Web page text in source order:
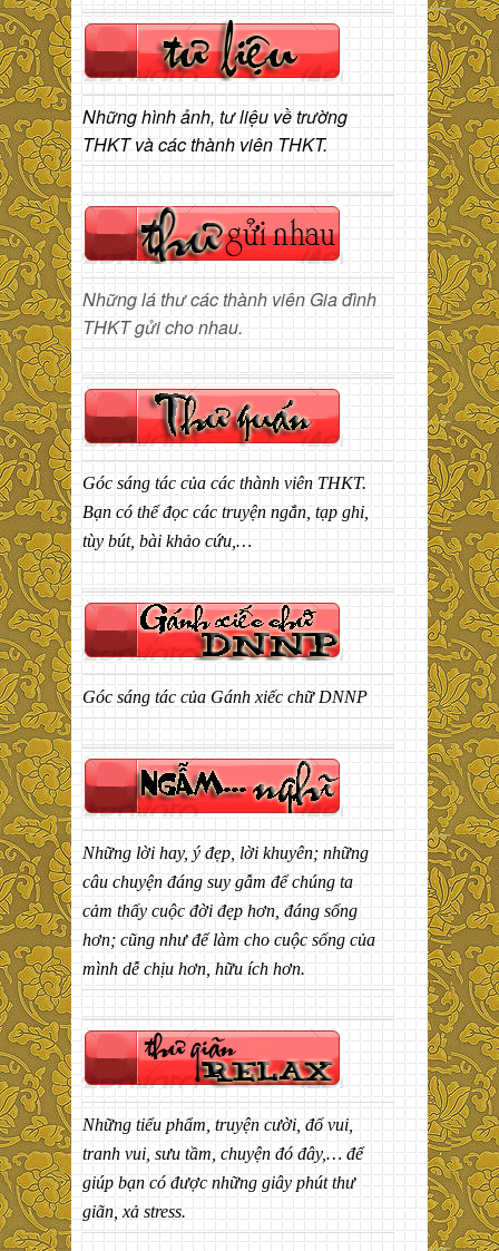
Những hình ảnh, tư liệu về trường
THKT và các thành viên THKT.
Những lá thư các thành viên Gia đình
THKT gửi cho nhau.
Góc sáng tác của các thành viên THKT.
Bạn có thể đọc các truyện ngắn, tạp ghi,
tùy bút, bài khảo cứu,…
Góc sáng tác của Gánh xiếc chữ DNNP
Những lời hay, ý đẹp, lời khuyên; những
câu chuyện đáng suy gẫm để chúng ta
cảm thấy cuộc đời đẹp hơn, đáng sống
hơn; cũng như để làm cho cuộc sống của
mình dễ chịu hơn, hữu ích hơn.
Những tiểu phẩm, truyện cười, đố vui,
tranh vui, sưu tầm, chuyện đó đây,… để
giúp bạn có được những giây phút thư
giãn, xả stress.